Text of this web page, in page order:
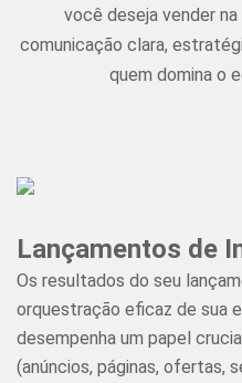
você deseja vender
comunicação clara,
quem domina o
Lançamentos de
Os resultados do seu
orquestração eficaz de sua
desempenha um papel
(anúncios, páginas, ofertas,